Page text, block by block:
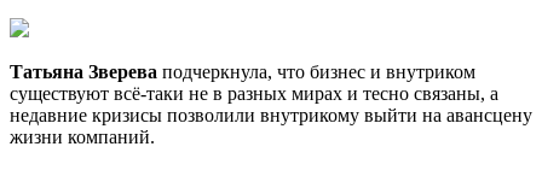
Татьяна Зверева подчеркнула, что бизнес и внутриком
существуют всё-таки не в разных мирах и тесно связаны, а
недавние кризисы позволили внутрикому выйти на авансцену
жизни компаний.